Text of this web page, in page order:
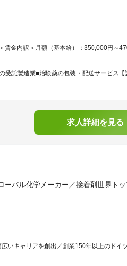
賃金内訳＞月額（基本給）：350,000円～
受託製造業■治験薬の包装・配送サービス
求人詳細を見る
ーバル化学メーカー／接着剤世界ト
いキャリアを創出／創業150年以上のドイ